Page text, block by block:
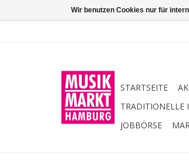
STARTSEITE
TRADITIONELLE
JOBBÖRSE
Wir benutzen Cookies nur für